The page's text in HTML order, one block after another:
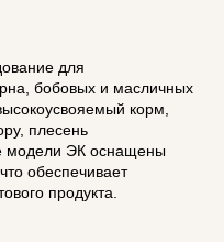
для
бобовых и масличных
корм,
плесень
модели ЭК оснащены
обеспечивает
продукта.